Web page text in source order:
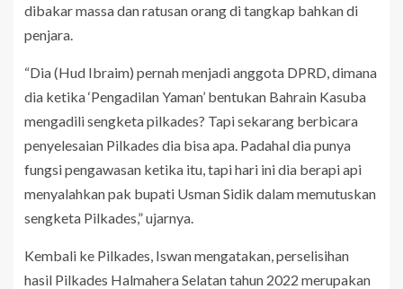
dibakar massa dan ratusan orang di tangkap bahkan di
penjara.
“Dia (Hud Ibraim) pernah menjadi anggota DPRD, dimana
dia ketika ‘Pengadilan Yaman’ bentukan Bahrain Kasuba
mengadili sengketa pilkades? Tapi sekarang berbicara
penyelesaian Pilkades dia bisa apa. Padahal dia punya
fungsi pengawasan ketika itu, tapi hari ini dia berapi api
menyalahkan pak bupati Usman Sidik dalam memutuskan
sengketa Pilkades,” ujarnya.
Kembali ke Pilkades, Iswan mengatakan, perselisihan
hasil Pilkades Halmahera Selatan tahun 2022 merupakan